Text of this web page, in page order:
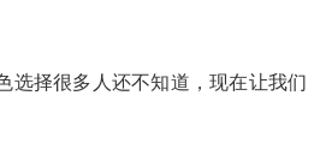
选择很多人还不知道，现在让我们